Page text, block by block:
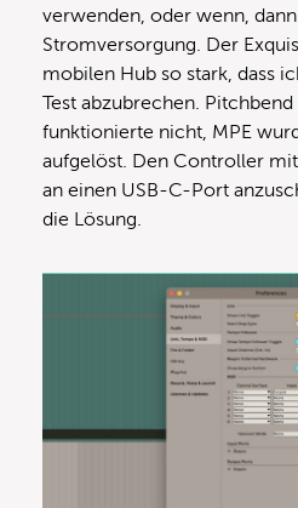
verwenden, oder wenn,
Stromversorgung. Der
mobilen Hub so stark, dass
Test abzubrechen.
funktionierte nicht, MPE
aufgelöst. Den Controller
an einen USB-C-Port
die Lösung.